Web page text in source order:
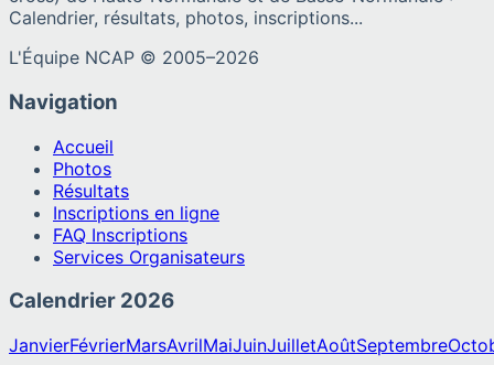
Calendrier, résultats, photos, inscriptions...
L'Équipe NCAP © 2005–2026
Navigation
Accueil
Photos
Résultats
Inscriptions en ligne
FAQ Inscriptions
Services Organisateurs
Calendrier 2026
JanvierFévrierMarsAvrilMaiJuinJuilletAoûtSeptembre